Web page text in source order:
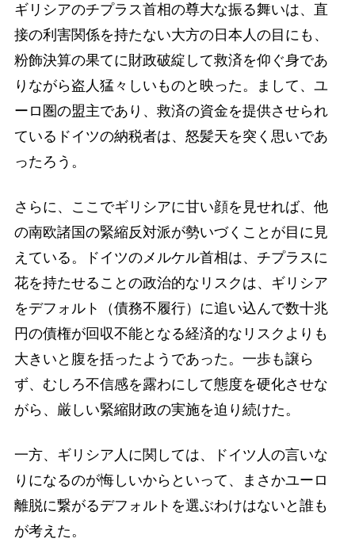
ギリシアのチプラス首相の尊大な振る舞いは、直
接の利害関係を持たない大方の日本人の目にも、
粉飾決算の果てに財政破綻して救済を仰ぐ身であ
りながら盗人猛々しいものと映った。まして、ユ
ーロ圏の盟主であり、救済の資金を提供させられ
ているドイツの納税者は、怒髪天を突く思いであ
ったろう。
さらに、ここでギリシアに甘い顔を見せれば、他
の南欧諸国の緊縮反対派が勢いづくことが目に見
えている。ドイツのメルケル首相は、チプラスに
花を持たせることの政治的なリスクは、ギリシア
をデフォルト（債務不履行）に追い込んで数十兆
円の債権が回収不能となる経済的なリスクよりも
大きいと腹を括ったようであった。一歩も譲ら
ず、むしろ不信感を露わにして態度を硬化させな
がら、厳しい緊縮財政の実施を迫り続けた。
一方、ギリシア人に関しては、ドイツ人の言いな
りになるのが悔しいからといって、まさかユーロ
離脱に繋がるデフォルトを選ぶわけはないと誰も
が考えた。